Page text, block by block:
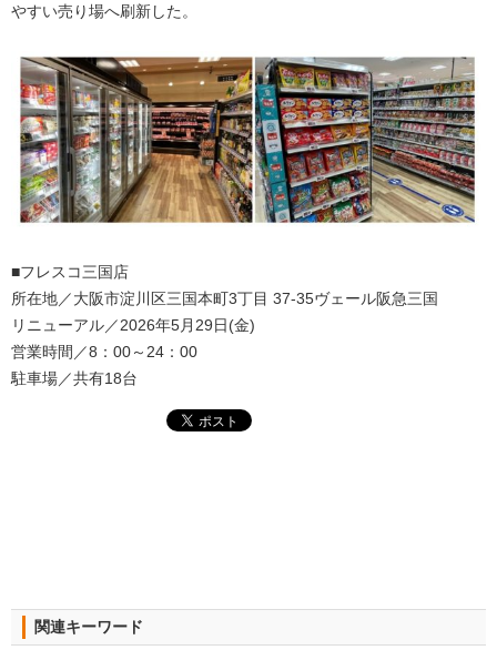
やすい売り場へ刷新した。
■フレスコ三国店
所在地／大阪市淀川区三国本町3丁目 37-35ヴェール阪急三国
リニューアル／2026年5月29日(金)
営業時間／8：00～24：00
駐車場／共有18台
関連キーワード